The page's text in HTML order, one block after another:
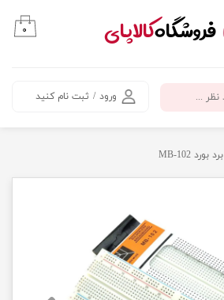
​فروشگاهکالاپای
ورود / ثبت نام کنید
۰
برد بورد MB-102